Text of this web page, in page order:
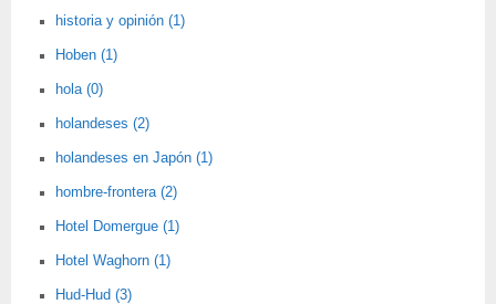
historia y opinión (1)
Hoben (1)
hola (0)
holandeses (2)
holandeses en Japón (1)
hombre-frontera (2)
Hotel Domergue (1)
Hotel Waghorn (1)
Hud-Hud (3)